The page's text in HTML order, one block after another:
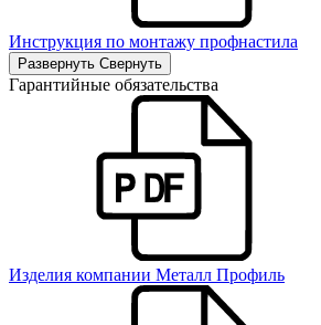
Инструкция по монтажу профнастила
Развернуть Свернуть
Гарантийные обязательства
Изделия компании Металл Профиль